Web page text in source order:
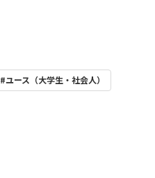
#ユース（大学生・社会人）